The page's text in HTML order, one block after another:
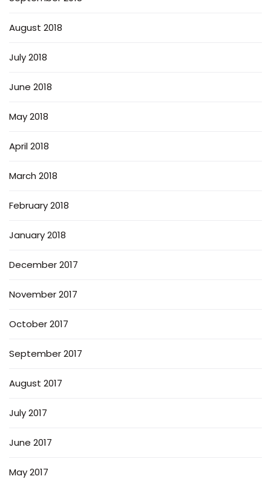
August 2018
July 2018
June 2018
May 2018
April 2018
March 2018
February 2018
January 2018
December 2017
November 2017
October 2017
September 2017
August 2017
July 2017
June 2017
May 2017